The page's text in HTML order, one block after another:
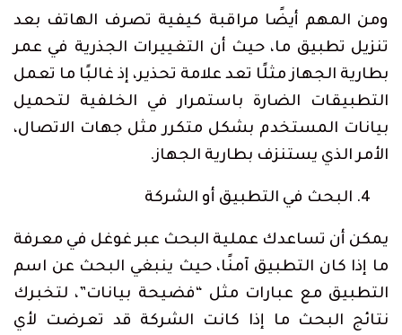
ومن المهم أيضًا مراقبة كيفية تصرف الهاتف بعد
تنزيل تطبيق ما، حيث أن التغييرات الجذرية في عمر
بطارية الجهاز مثلًا تعد علامة تحذير، إذ غالبًا ما تعمل
التطبيقات الضارة باستمرار في الخلفية لتحميل
بيانات المستخدم بشكل متكرر مثل جهات الاتصال،
الأمر الذي يستنزف بطارية الجهاز.
البحث في التطبيق أو الشركة
يمكن أن تساعدك عملية البحث عبر غوغل في معرفة
ما إذا كان التطبيق آمنًا، حيث ينبغي البحث عن اسم
التطبيق مع عبارات مثل “فضيحة بيانات”، لتخبرك
نتائج البحث ما إذا كانت الشركة قد تعرضت لأي